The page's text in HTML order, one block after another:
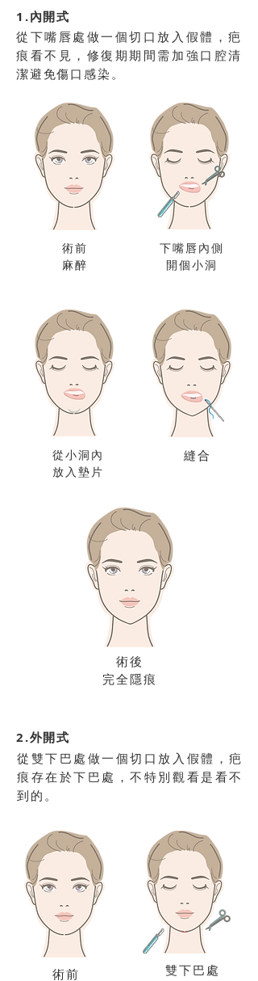
1.內開式
從下嘴唇處做一個切口放入假體，疤
痕看不見，修復期期間需加強口腔清
潔避免傷口感染。
術前
麻醉
下嘴唇內側
開個小洞
從小洞內
放入墊片
縫合
術後
完全隱痕
2.外開式
從雙下巴處做一個切口放入假體，疤
痕存在於下巴處，不特別觀看是看不
到的。
術前
雙下巴處